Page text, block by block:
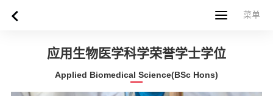
菜单
菜单
简体中文 繁體中文
关于西苏格兰大学
应用生物医学科学荣誉学士学位
Applied Biomedical Science(BSc Hons)